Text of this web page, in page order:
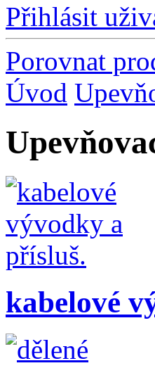
Přihlásit
Porovnat
Úvod
kabelové